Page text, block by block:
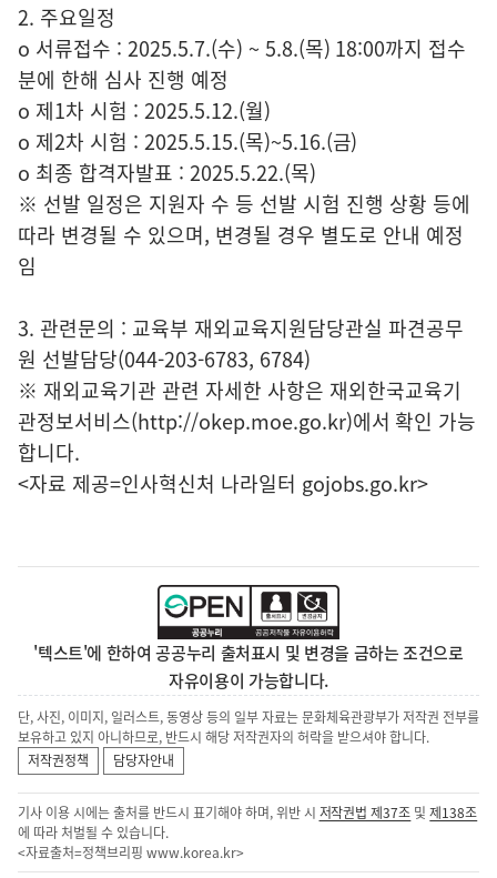
2. 주요일정
o 서류접수 : 2025.5.7.(수) ~ 5.8.(목) 18:00까지 접수
분에 한해 심사 진행 예정
o 제1차 시험 : 2025.5.12.(월)
o 제2차 시험 : 2025.5.15.(목)~5.16.(금)
o 최종 합격자발표 : 2025.5.22.(목)
※ 선발 일정은 지원자 수 등 선발 시험 진행 상황 등에
따라 변경될 수 있으며, 변경될 경우 별도로 안내 예정
임
3. 관련문의 : 교육부 재외교육지원담당관실 파견공무
원 선발담당(044-203-6783, 6784)
※ 재외교육기관 관련 자세한 사항은 재외한국교육기
관정보서비스(http://okep.moe.go.kr)에서 확인 가능
합니다.
<자료 제공=인사혁신처 나라일터 gojobs.go.kr>
'텍스트'에 한하여 공공누리 출처표시 및 변경을 금하는 조건으로
자유이용이 가능합니다.
단, 사진, 이미지, 일러스트, 동영상 등의 일부 자료는 문화체육관광부가 저작권 전부를
보유하고 있지 아니하므로, 반드시 해당 저작권자의 허락을 받으셔야 합니다.
저작권정책
담당자안내
기사 이용 시에는 출처를 반드시 표기해야 하며, 위반 시 저작권법 제37조 및제138조
에 따라 처벌될 수 있습니다.
<자료출처=정책브리핑 www.korea.kr>